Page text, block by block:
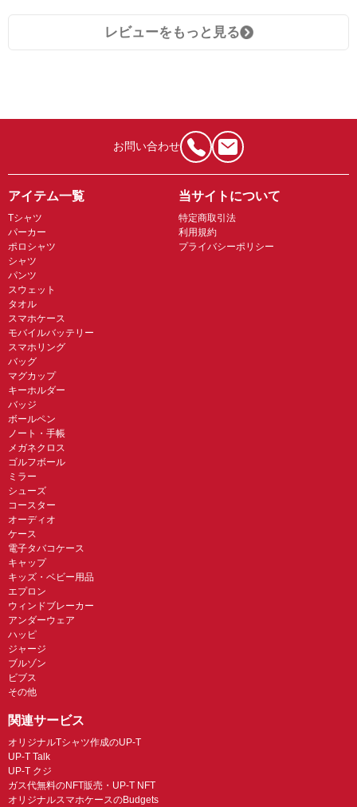
レビューをもっと見る
お問い合わせ
アイテム一覧
Tシャツ
パーカー
ポロシャツ
シャツ
パンツ
スウェット
タオル
スマホケース
モバイルバッテリー
スマホリング
バッグ
マグカップ
キーホルダー
バッジ
ボールペン
ノート・手帳
メガネクロス
ゴルフボール
ミラー
シューズ
コースター
オーディオ
ケース
電子タバコケース
キャップ
キッズ・ベビー用品
エプロン
ウィンドブレーカー
アンダーウェア
ハッピ
ジャージ
ブルゾン
ビブス
その他
当サイトについて
特定商取引法
利用規約
プライバシーポリシー
関連サービス
オリジナルTシャツ作成のUP-T
UP-T Talk
UP-T クジ
ガス代無料のNFT販売・UP-T NFT
オリジナルスマホケースのBudgets